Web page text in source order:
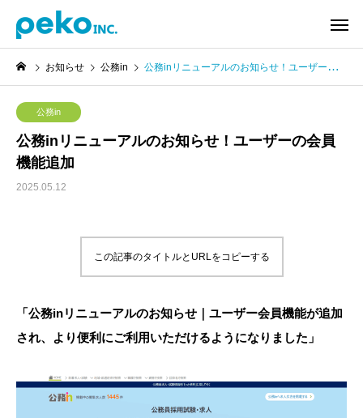
お知らせ 公務in 公務inリニューアルのお知らせ！ユーザーの会員機能追加
公務in
公務inリニューアルのお知らせ！ユーザーの会員
機能追加
2025.05.12
この記事のタイトルとURLをコピーする
「公務inリニューアルのお知らせ｜ユーザー会員機能が追加
され、より便利にご利用いただけるようになりました」